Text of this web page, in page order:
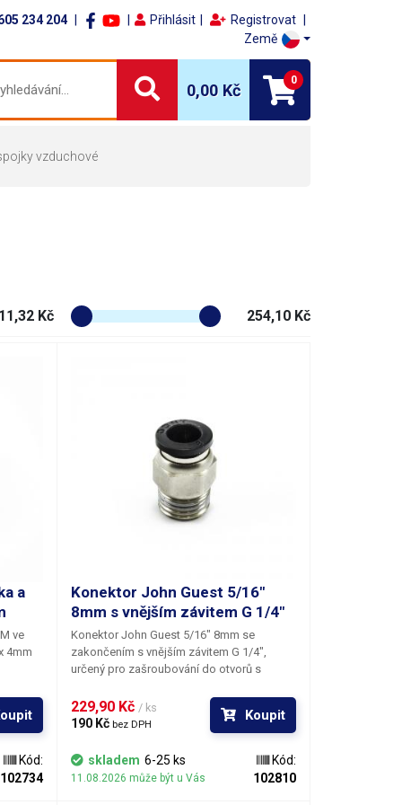
234 204 Přihlásit
Registrovat
Země
0,00 Kč
0
vzduchové
Kč 254,10 Kč
a
ve
4mm
Kód:
102734
Konektor John Guest 5/16"
8mm s vnějším závitem G 1/4"
Konektor John Guest 5/16" 8mm se
zakončením s vnějším závitem G 1/4",
určený pro zašroubování do otvorů s
konektoru JG 8mm je fitinka tvarovaná do
tvaru matice, kterou lze dotáhnout
Konektor je plně
průchozí - nemá na konci imbusové zúžení,
takže jím lze protáhnout hadičku až na dno
229,90 Kč / ks
190 Kč bez DPH
Koupit
skladem 6-25 ks
11.08.2026 může být u Vás
Kód:
102810